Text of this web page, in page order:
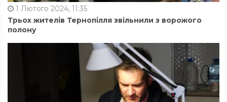
1 Лютого 2024, 11:35
Трьох жителів Тернопілля звільнили з ворожого
полону